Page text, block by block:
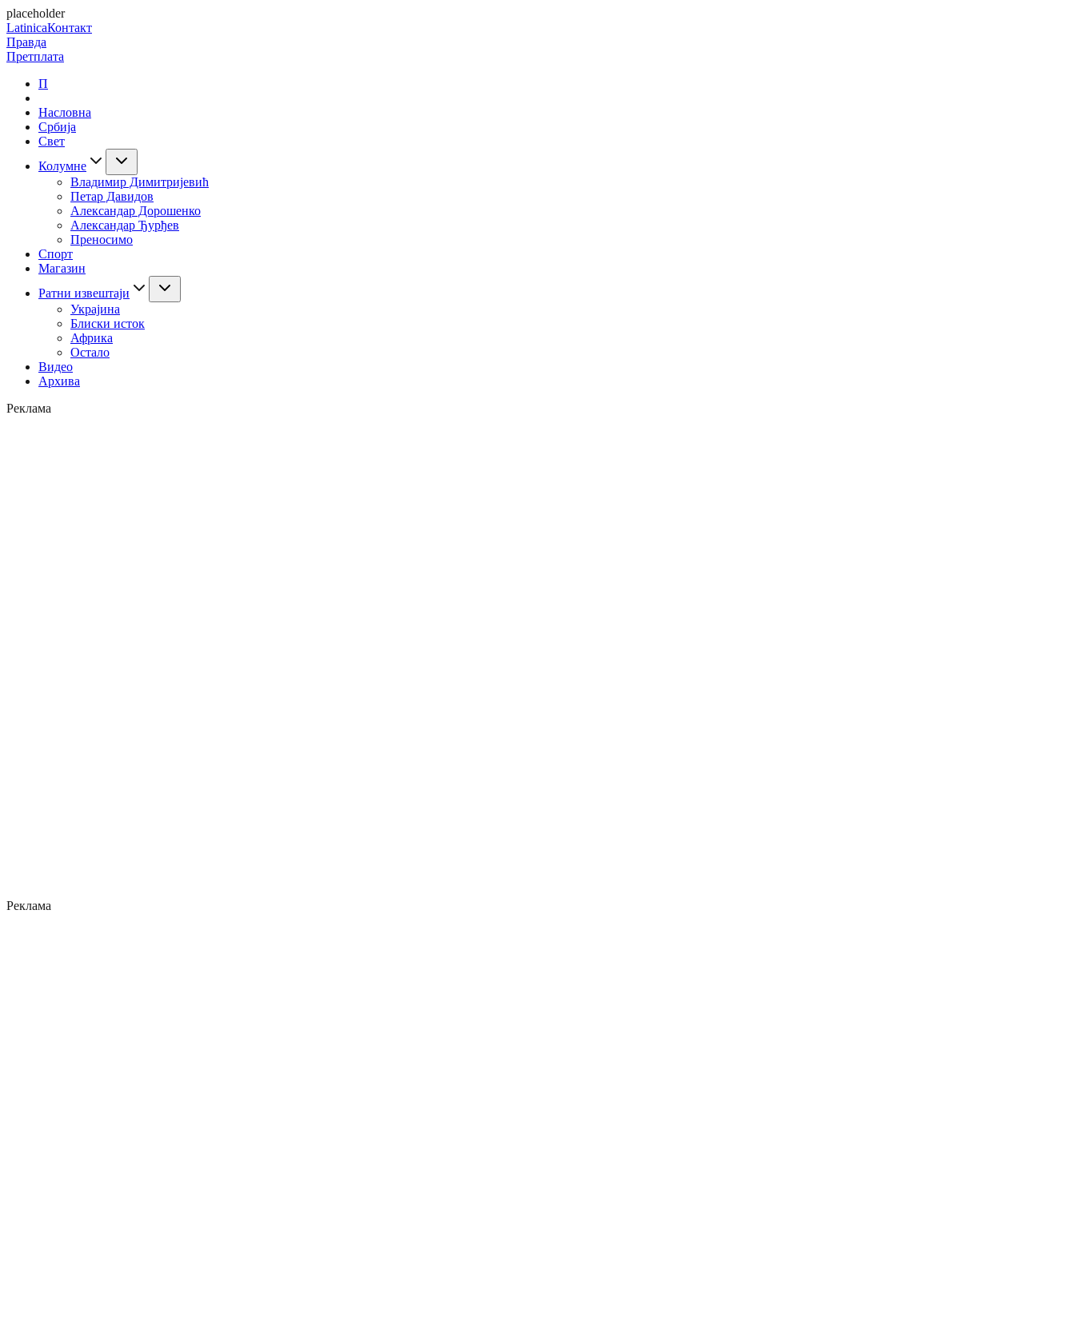
placeholder
LatinicaКонтакт
Правда
Претплата
П
Насловна
Србија
Свет
Колумне
Владимир Димитријевић
Петар Давидов
Александар Дорошенко
Александар Ђурђев
Преносимо
Спорт
Магазин
Ратни извештаји
Украјина
Блиски исток
Африка
Остало
Видео
Архива
Реклама
Реклама